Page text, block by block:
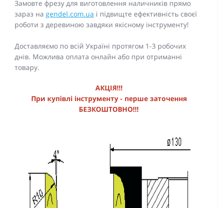
Замовте фрезу для виготовлення наличників прямо
зараз на gendel.com.ua і підвищте ефективність своєї
роботи з деревиною завдяки якісному інструменту!
Доставляємо по всій Україні протягом 1-3 робочих
днів. Можлива оплата онлайн або при отриманні
товару.
АКЦІЯ!!!
При купівлі інструменту - перше заточення
БЕЗКОШТОВНО!!!